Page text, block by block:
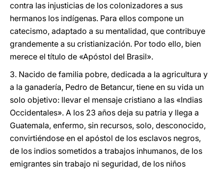
contra las injusticias de los colonizadores a sus
hermanos los indígenas. Para ellos compone un
catecismo, adaptado a su mentalidad, que contribuye
grandemente a su cristianización. Por todo ello, bien
merece el título de «Apóstol del Brasil».
3. Nacido de familia pobre, dedicada a la agricultura y
a la ganadería, Pedro de Betancur, tiene en su vida un
solo objetivo: llevar el mensaje cristiano a las «Indias
Occidentales». A los 23 años deja su patria y llega a
Guatemala, enfermo, sin recursos, solo, desconocido,
convirtiéndose en el apóstol de los esclavos negros,
de los indios sometidos a trabajos inhumanos, de los
emigrantes sin trabajo ni seguridad, de los niños